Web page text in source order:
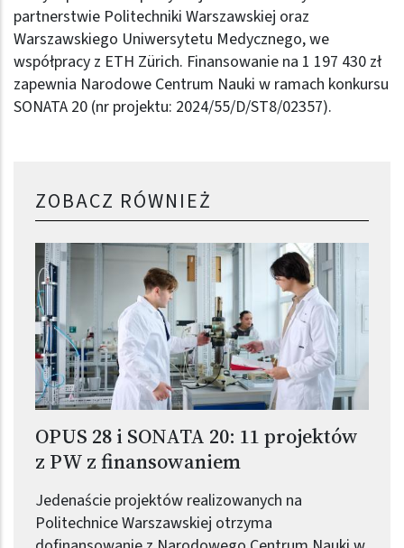
partnerstwie Politechniki Warszawskiej oraz
Warszawskiego Uniwersytetu Medycznego, we
współpracy z ETH Zürich. Finansowanie na 1 197 430 zł
zapewnia Narodowe Centrum Nauki w ramach konkursu
SONATA 20 (nr projektu: 2024/55/D/ST8/02357).
ZOBACZ RÓWNIEŻ
OPUS 28 i SONATA 20: 11 projektów
z PW z finansowaniem
Jedenaście projektów realizowanych na
Politechnice Warszawskiej otrzyma